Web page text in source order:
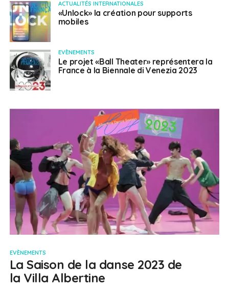
ACTUALITÉS INTERNATIONALES
«Unlock» la création pour supports
mobiles
EVÈNEMENTS
Le projet «Ball Theater» représentera la
France à la Biennale di Venezia 2023
EVÈNEMENTS
La Saison de la danse 2023 de
la Villa Albertine